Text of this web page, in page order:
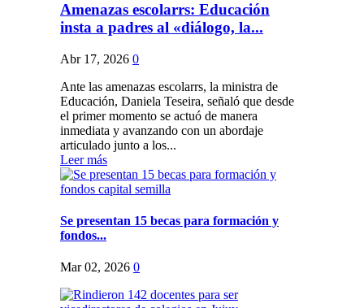
Amenazas escolarrs: Educación
insta a padres al «diálogo, la...
Abr 17, 2026 0
Ante las amenazas escolarrs, la ministra de
Educación, Daniela Teseira, señaló que desde
el primer momento se actuó de manera
inmediata y avanzando con un abordaje
articulado junto a los...
Leer más
Se presentan 15 becas para formación y
fondos...
Mar 02, 2026 0